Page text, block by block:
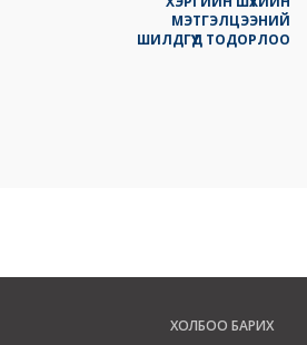
МЭТГЭЛЦЭЭНИЙ
ШИЛДГҮҮД ТОДОРЛОО
ХОЛБОО БАРИХ